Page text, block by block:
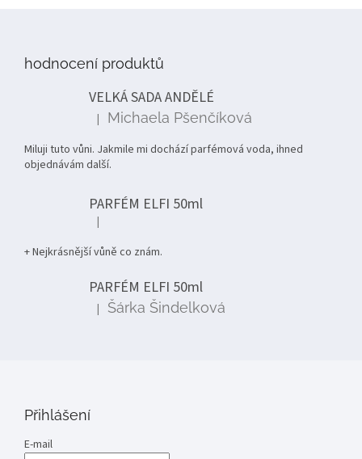
hodnocení produktů
VELKÁ SADA ANDĚLÉ
Hodnocení produktu je 5 z 5 hvězdiček.
| Michaela Pšenčíková
Miluji tuto vůni. Jakmile mi dochází parfémová voda, ihned
objednávám další.
PARFÉM ELFI 50ml
Hodnocení produktu je 5 z 5 hvězdiček.
|
+ Nejkrásnější vůně co znám.
PARFÉM ELFI 50ml
Hodnocení produktu je 5 z 5 hvězdiček.
| Šárka Šindelková
Přihlášení
E-mail